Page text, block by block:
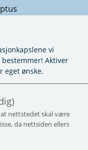
vi
Aktiver
eget ønske.
at nettstedet skal være
da nettsiden ellers